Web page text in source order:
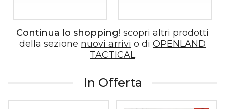
Continua lo shopping! scopri altri prodotti
della sezione nuovi arrivi o di OPENLAND
TACTICAL
In Offerta